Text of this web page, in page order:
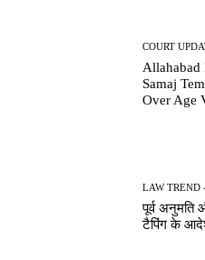
COURT
Allahabad
Samaj
Over Age
LAW TREND
पूर्व अनुमति
टैपिंग के